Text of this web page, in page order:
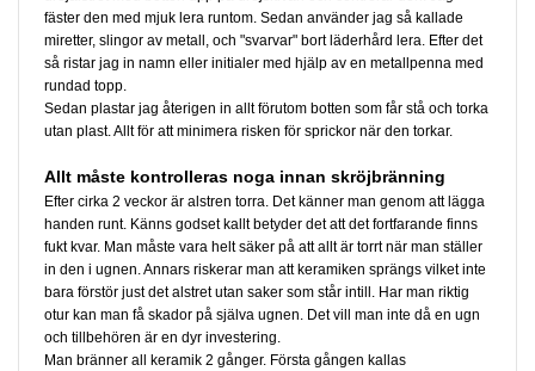
fäster den med mjuk lera runtom. Sedan använder jag så kallade
miretter, slingor av metall, och "svarvar" bort läderhård lera. Efter det
så ristar jag in namn eller initialer med hjälp av en metallpenna med
rundad topp.
Sedan plastar jag återigen in allt förutom botten som får stå och torka
utan plast. Allt för att minimera risken för sprickor när den torkar.
Allt måste kontrolleras noga innan skröjbränning
Efter cirka 2 veckor är alstren torra. Det känner man genom att lägga
handen runt. Känns godset kallt betyder det att det fortfarande finns
fukt kvar. Man måste vara helt säker på att allt är torrt när man ställer
in den i ugnen. Annars riskerar man att keramiken sprängs vilket inte
bara förstör just det alstret utan saker som står intill. Har man riktig
otur kan man få skador på själva ugnen. Det vill man inte då en ugn
och tillbehören är en dyr investering.
Man bränner all keramik 2 gånger. Första gången kallas